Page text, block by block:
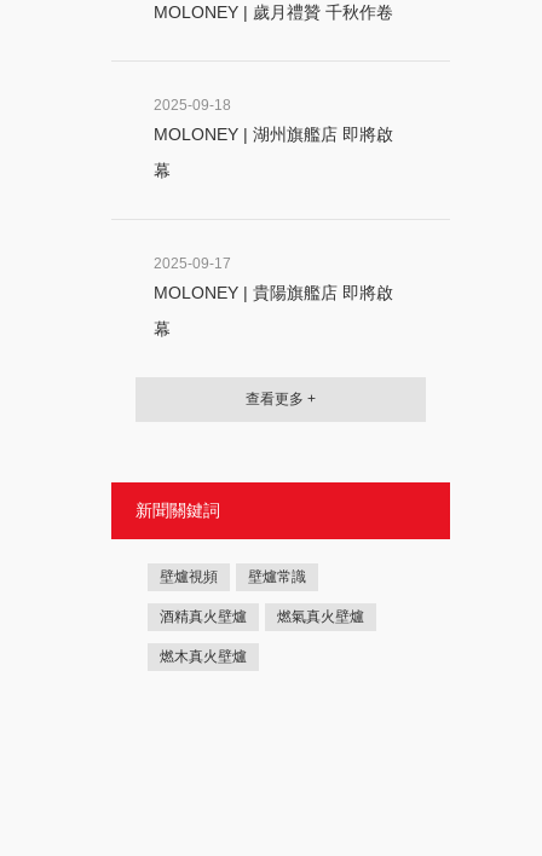
MOLONEY | 歲月禮贊 千秋作卷
2025-09-18
MOLONEY | 湖州旗艦店 即將啟
幕
2025-09-17
MOLONEY | 貴陽旗艦店 即將啟
幕
查看更多 +
新聞關鍵詞
壁爐視頻 壁爐常識
酒精真火壁爐 燃氣真火壁爐
燃木真火壁爐